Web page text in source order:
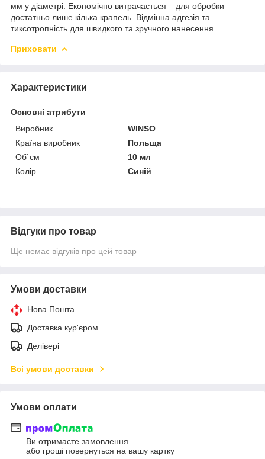
мм у діаметрі. Економічно витрачається – для обробки
достатньо лише кілька крапель. Відмінна адгезія та
тиксотропність для швидкого та зручного нанесення.
Приховати
Характеристики
Основні атрибути
Виробник
WINSO
Країна виробник
Польща
Об`єм
10 мл
Колір
Синій
Відгуки про товар
Ще немає відгуків про цей товар
Умови доставки
Нова Пошта
Доставка кур'єром
Делівері
Всі умови доставки
Умови оплати
Ви отримаєте замовлення
або гроші повернуться на вашу картку